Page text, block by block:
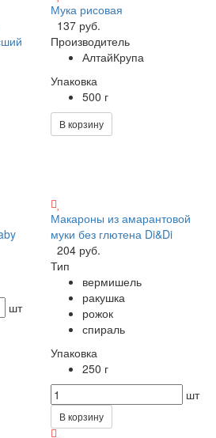
Мука рисовая
137 руб.
Производитель
АлтайКрупа
Упаковка
500 г
В корзину
шт
Макароны из амарантовой
муки без глютена Di&Di
204 руб.
Тип
вермишель
ракушка
рожок
спираль
Упаковка
250 г
шт
В корзину